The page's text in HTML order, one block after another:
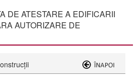
DE ATESTARE A EDIFICARII
AUTORIZARE DE